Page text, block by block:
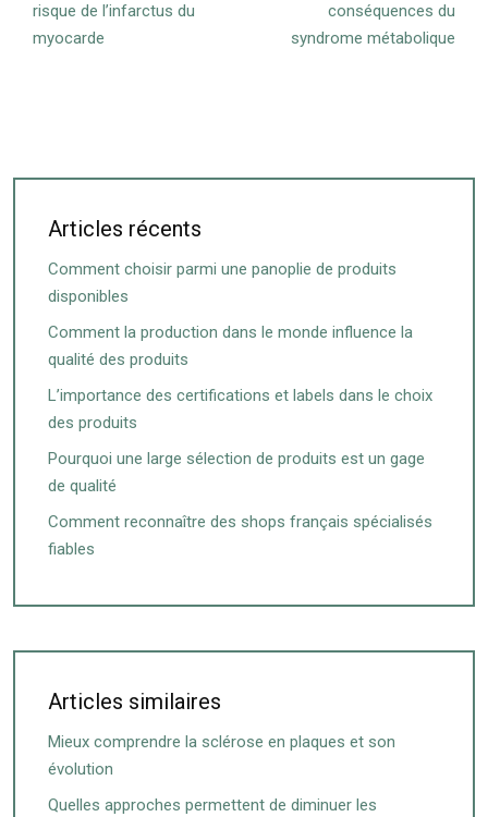
risque de l’infarctus du
myocarde
conséquences du
syndrome métabolique
Articles récents
Comment choisir parmi une panoplie de produits
disponibles
Comment la production dans le monde influence la
qualité des produits
L’importance des certifications et labels dans le choix
des produits
Pourquoi une large sélection de produits est un gage
de qualité
Comment reconnaître des shops français spécialisés
fiables
Articles similaires
Mieux comprendre la sclérose en plaques et son
évolution
Quelles approches permettent de diminuer les